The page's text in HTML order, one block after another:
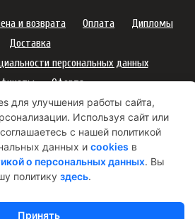
для улучшения работы сайта,
Используя сайт или
с нашей политикой
данных и cookies в
о персональных данных. Вы
политику здесь.
Принять
и возврата Оплата
Дипломы
Доставка
персональных данных
Оферта
подарочных карт
Политика платежей
Cookie-файлов
рекламную рассылку